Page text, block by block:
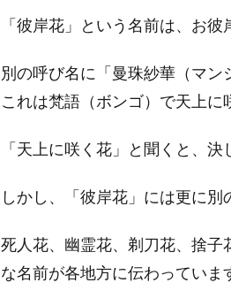
「彼岸花」という名前は、お
別の呼び名に「曼珠紗華（マ
これは梵語（ボンゴ）で天上に
「天上に咲く花」と聞くと、
しかし、「彼岸花」には更に別
死人花、幽霊花、剃刀花、捨
な名前が各地方に伝わっていま